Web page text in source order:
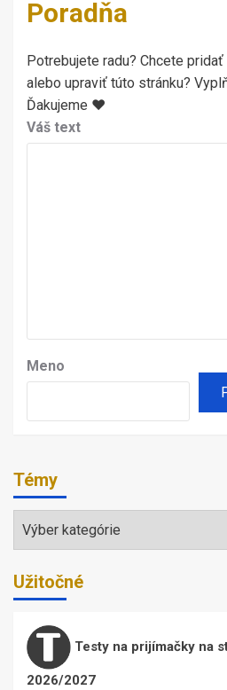
Poradňa
Potrebujete radu? Chcete
alebo upraviť túto stránku?
Ďakujeme ♥
Váš text
Meno
Témy
Témy
Užitočné
Testy na prijímačky na
2026/2027